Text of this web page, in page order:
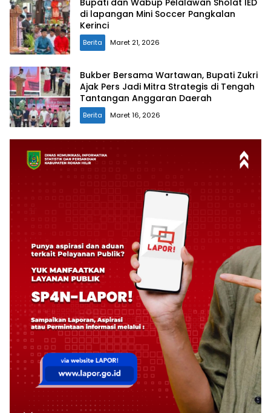
Bupati dan Wabup Pelalawan Sholat IED
di lapangan Mini Soccer Pangkalan
Kerinci
Berita Maret 21, 2026
Bukber Bersama Wartawan, Bupati Zukri
Ajak Pers Jadi Mitra Strategis di Tengah
Tantangan Anggaran Daerah
Berita Maret 16, 2026